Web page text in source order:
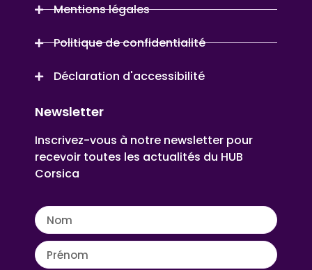
Mentions légales
Politique de confidentialité
Déclaration d'accessibilité
Newsletter
Inscrivez-vous à notre newsletter pour
recevoir toutes les actualités du HUB
Corsica